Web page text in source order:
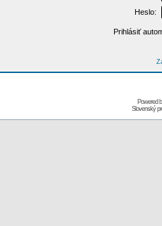
Heslo:
Prihlásiť
Powered
Slovenský